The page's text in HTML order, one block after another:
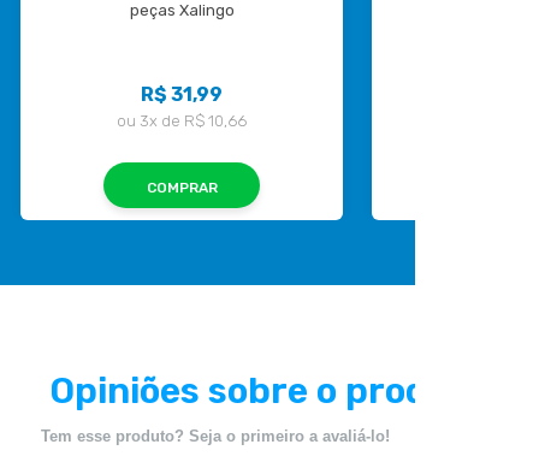
peças Xalingo
R$ 31,99
ou 3x de R$ 10,66
COMPRAR
Opiniões sobre o produto
Tem esse produto? Seja o primeiro a avaliá-lo!